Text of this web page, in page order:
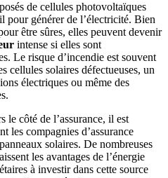
de cellules photovoltaïques
pour générer de l’électricité. Bien
être sûres, elles peuvent devenir
intense si elles sont
Le risque d’incendie est souvent
cellules solaires défectueuses, un
électriques ou même des
le côté de l’assurance, il est
les compagnies d’assurance
solaires. De nombreuses
les avantages de l’énergie
à investir dans cette source